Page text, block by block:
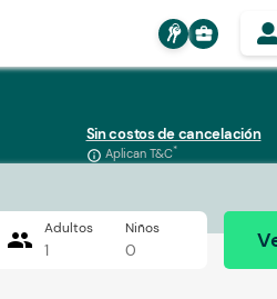
business_center
Sin costos de cancelación
info_outline Aplican T&C*
people Adultos
1
Niños
0